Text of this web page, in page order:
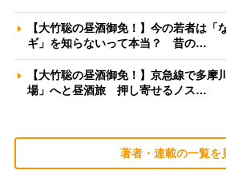
【大竹聡の昼酒御免！】今の若者は「
ギ」を知らないって本当？ 昔の…
【大竹聡の昼酒御免！】京急線で多摩
場」へと昼酒旅 押し寄せるノス…
著者・連載の一覧を